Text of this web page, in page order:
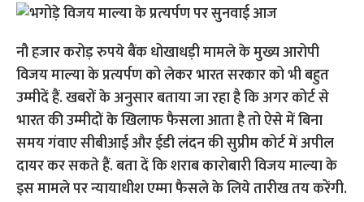
नौ हजार करोड़ रुपये बैंक धोखाधड़ी मामले के मुख्य आरोपी
विजय माल्या के प्रत्यर्पण को लेकर भारत सरकार को भी बहुत
उम्मीदें हैं. खबरों के अनुसार बताया जा रहा है कि अगर कोर्ट से
भारत की उम्मीदों के खिलाफ फैसला आता है तो ऐसे में बिना
समय गंवाए सीबीआई और ईडी लंदन की सुप्रीम कोर्ट में अपील
दायर कर सकते हैं. बता दें कि शराब कारोबारी विजय माल्या के
इस मामले पर न्यायाधीश एम्मा फैसले के लिये तारीख तय करेंगी.